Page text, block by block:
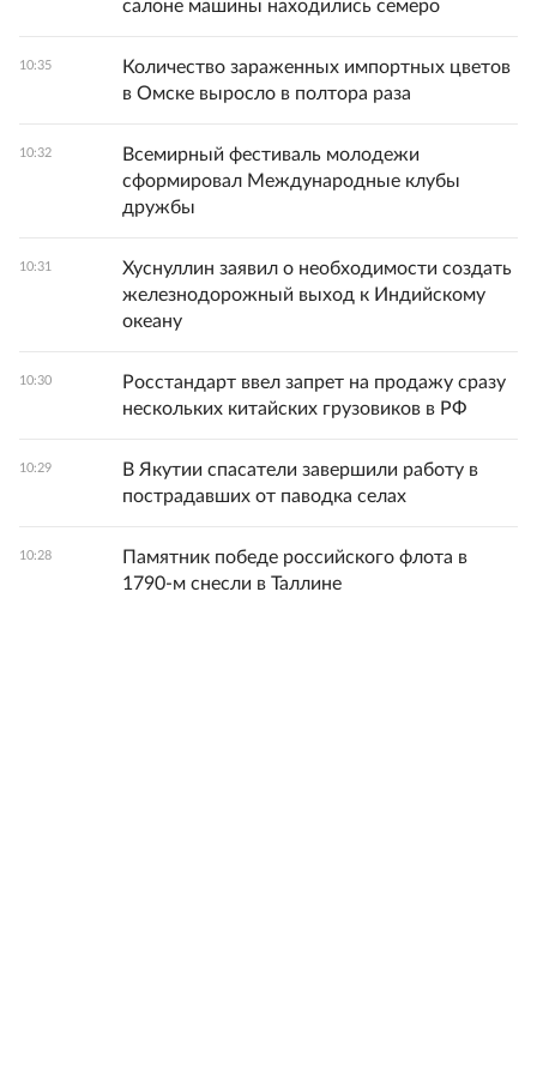
салоне машины находились семеро
10:35
Количество зараженных импортных цветов
в Омске выросло в полтора раза
10:32
Всемирный фестиваль молодежи
сформировал Международные клубы
дружбы
10:31
Хуснуллин заявил о необходимости создать
железнодорожный выход к Индийскому
океану
10:30
Росстандарт ввел запрет на продажу сразу
нескольких китайских грузовиков в РФ
10:29
В Якутии спасатели завершили работу в
пострадавших от паводка селах
10:28
Памятник победе российского флота в
1790-м снесли в Таллине